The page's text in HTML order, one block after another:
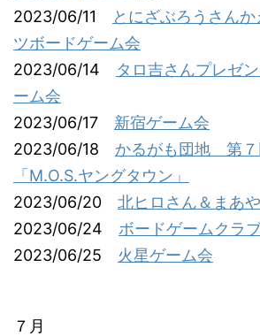
2023/06/11
とにざぶろうさん
ツボードゲーム会
2023/06/14 タロ吉さんプレゼ
ーム会
2023/06/17 新宿ゲーム会
2023/06/18 かるがも団地 第７
「M.O.S.ヤングタウン」
2023/06/20 北ヒロさん＆まあ
2023/06/24 ボードゲームクラ
2023/06/25 火星ゲーム会
７月